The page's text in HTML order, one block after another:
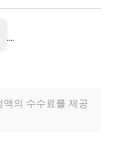
의 수수료를 제공